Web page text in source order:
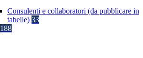
Consulenti e collaboratori (da pubblicare in
tabelle) 33
188